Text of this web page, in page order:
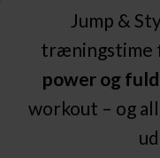
Jump &
træningstime
power og
workout – og